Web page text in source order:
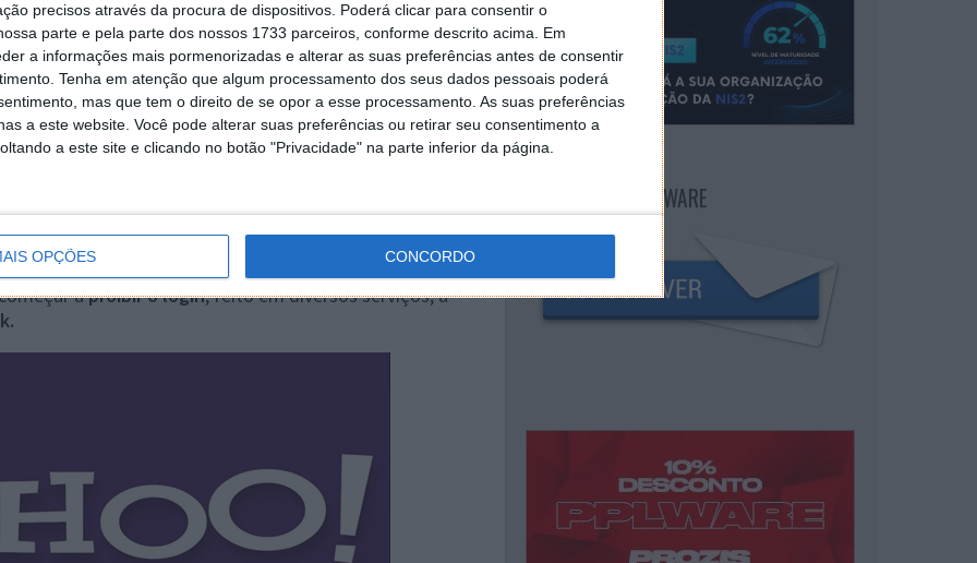
precisos através da procura de dispositivos. Poderá clicar para consentir o
parte e pela parte dos nossos 1733 parceiros, conforme descrito acima. Em
a informações mais pormenorizadas e alterar as suas preferências antes de consentir
Tenha em atenção que algum processamento dos seus dados pessoais poderá
mas que tem o direito de se opor a esse processamento. As suas preferências
a este website. Você pode alterar suas preferências ou retirar seu consentimento a
a este site e clicando no botão "Privacidade" na parte inferior da página.
OPÇÕES CONCORDO
feito a partir do Google e
um determinado serviço, este pedir login através do
como o Facebook.
aproibir o login, feito em diversos serviços, a
NEWSLETTER PPLWARE